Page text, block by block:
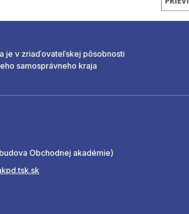
je v zriaďovateľskej pôsobnosti
samosprávneho kraja
Obchodnej akadémie)